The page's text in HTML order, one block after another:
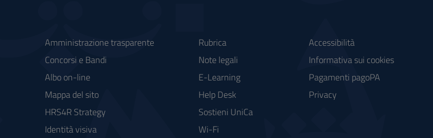
Amministrazione trasparente
Concorsi e Bandi
Albo on-line
Mappa del sito
HRS4R Strategy
Identità visiva
Rubrica
Note legali
E-Learning
Help Desk
Sostieni UniCa
Wi-Fi
Accessibilità
Informativa sui cookies
Pagamenti pagoPA
Privacy